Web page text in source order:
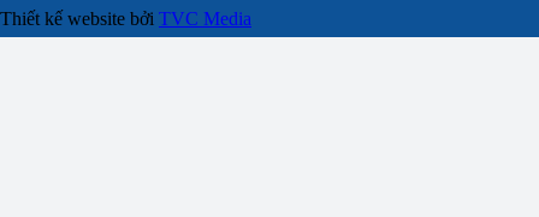
Thiết kế website bởi TVC Media